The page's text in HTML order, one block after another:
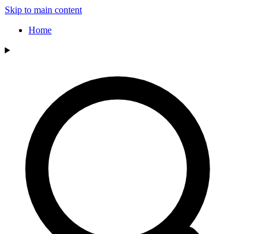
Skip to main content
Home